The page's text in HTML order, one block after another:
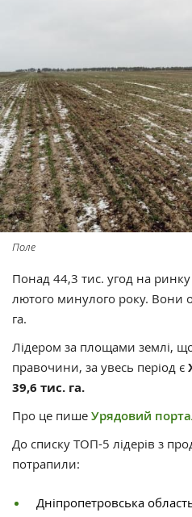
Поле
Понад 44,3 тис. угод на
лютого минулого року.
га.
Лідером за площами землі,
правочини, за увесь період є
39,6 тис. га.
Про це пише Урядовий
До списку ТОП-5 лідерів з
потрапили:
Дніпропетровська